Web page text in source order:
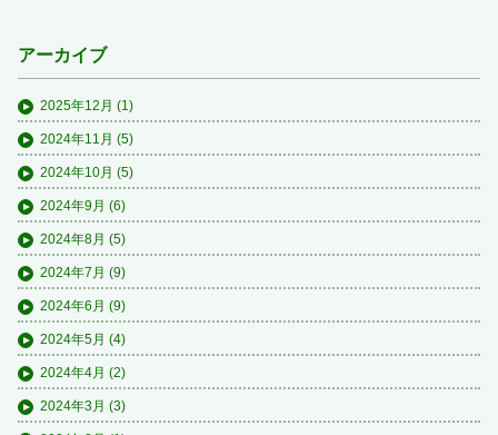
アーカイブ
2025年12月 (1)
2024年11月 (5)
2024年10月 (5)
2024年9月 (6)
2024年8月 (5)
2024年7月 (9)
2024年6月 (9)
2024年5月 (4)
2024年4月 (2)
2024年3月 (3)